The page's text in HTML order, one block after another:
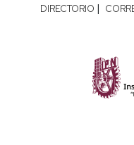
DIRECTORIO |